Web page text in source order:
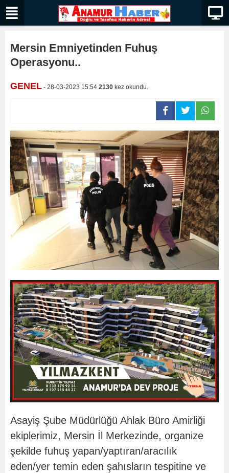
Mersin Emniyetinden Fuhuş
Operasyonu..
GENEL - 28-03-2023 15:54 2130 kez okundu.
Asayiş Şube Müdürlüğü Ahlak Büro Amirliği
ekiplerimiz, Mersin İl Merkezinde, organize
şekilde fuhuş yapan/yaptıran/aracılık
eden/yer temin eden şahısların tespitine ve